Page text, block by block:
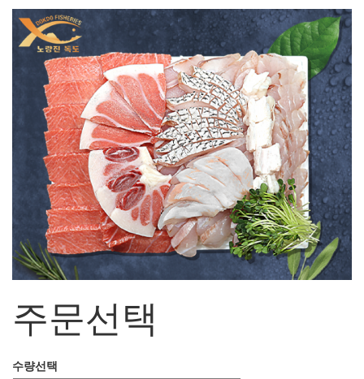
주문선택
수량선택